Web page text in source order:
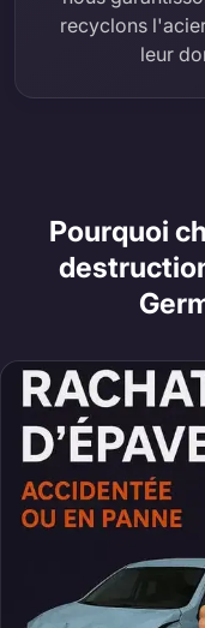
recyclons
leur
Pourquoi